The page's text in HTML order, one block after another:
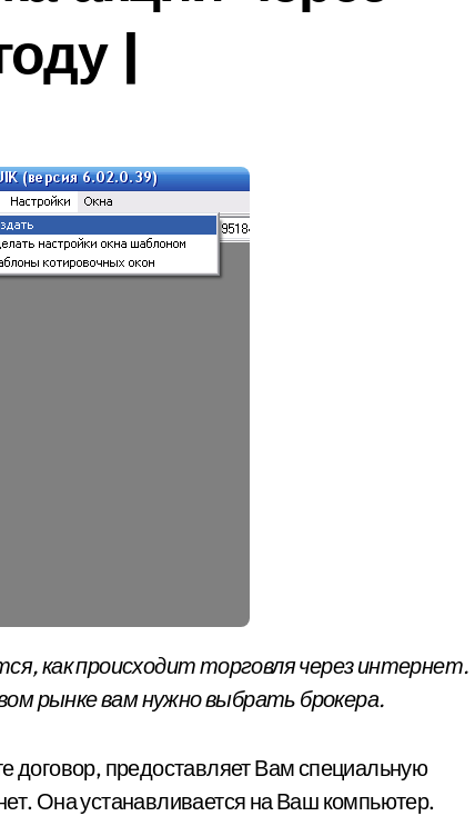
|
рынке вам нужно выбрать брокера.
договор, предоставляет Вам специальную
Она устанавливается на Ваш компьютер.